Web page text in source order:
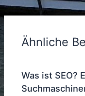
Ähnliche
Was ist SEO?